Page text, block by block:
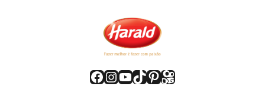
Facebook
Instagram
Youtube
TikTok
Pinterest
Kwai